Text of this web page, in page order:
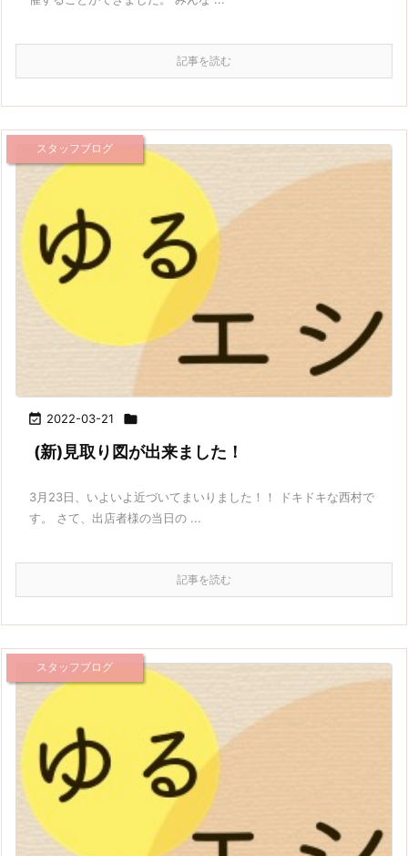
記事を読む
 2022-03-21 
スタッフブログ
(新)見取り図が出来ました！
3月23日、いよいよ近づいてまいりました！！ ドキドキな西村で
す。 さて、出店者様の当日の ...
記事を読む
スタッフブログ